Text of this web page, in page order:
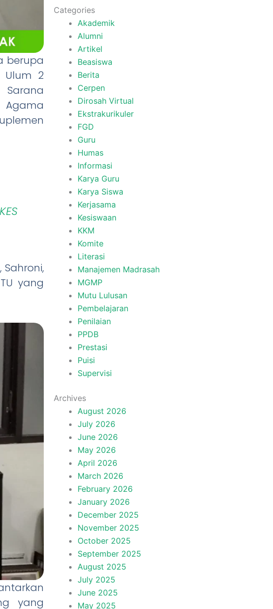
berupa
Ulum 2
Agama
yang
yang
Categories
Akademik
Alumni
Artikel
Beasiswa
Berita
Cerpen
Dirosah Virtual
Ekstrakurikuler
FGD
Guru
Humas
Informasi
Karya Guru
Karya Siswa
Kerjasama
Kesiswaan
KKM
Komite
Literasi
Manajemen Madrasah
MGMP
Mutu Lulusan
Pembelajaran
Penilaian
PPDB
Prestasi
Puisi
Supervisi
Archives
August 2026
July 2026
June 2026
May 2026
April 2026
March 2026
February 2026
January 2026
December 2025
November 2025
October 2025
September 2025
August 2025
July 2025
June 2025
May 2025